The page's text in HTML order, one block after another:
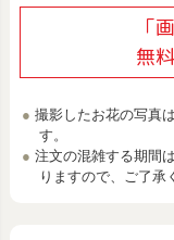
「
無
撮影したお花の写真
す。
注文の混雑する期間
りますので、ご了承